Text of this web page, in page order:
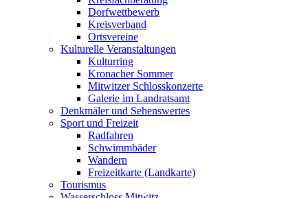
Dorfwettbewerb
Kreisverband
Ortsvereine
Kulturelle Veranstaltungen
Kulturring
Kronacher Sommer
Mitwitzer Schlosskonzerte
Galerie im Landratsamt
Denkmäler und Sehenswertes
Sport und Freizeit
Radfahren
Schwimmbäder
Wandern
Freizeitkarte (Landkarte)
Tourismus